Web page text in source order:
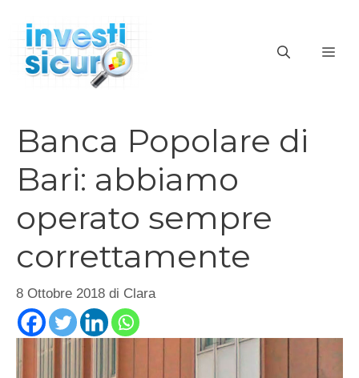
contenuto
Banca Popolare di
Bari: abbiamo
operato sempre
correttamente
8 Ottobre 2018 di Clara